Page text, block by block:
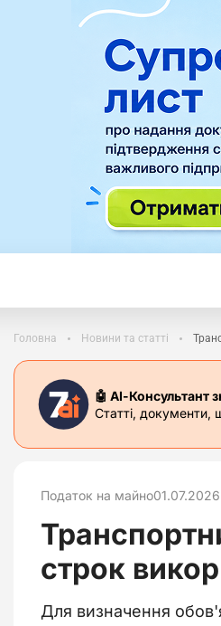
Головна Новини та статті
🤖 АІ-Консультант
Статті, документи,
Податок на майно01.07.2026
строк
Для визначення